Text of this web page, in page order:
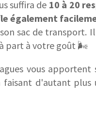
suffira de 10 à 20
également
sac de transport.
part à votre goût 🌬️
vous
faisant d'autant